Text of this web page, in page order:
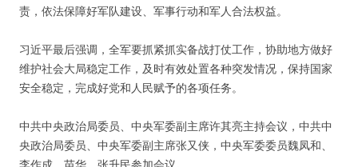
责，依法保障好军队建设、军事行动和军人合法权益。
习近平最后强调，全军要抓紧抓实备战打仗工作，协助地方做好
维护社会大局稳定工作，及时有效处置各种突发情况，保持国家
安全稳定，完成好党和人民赋予的各项任务。
中共中央政治局委员、中央军委副主席许其亮主持会议，中共中
央政治局委员、中央军委副主席张又侠，中央军委委员魏凤和、